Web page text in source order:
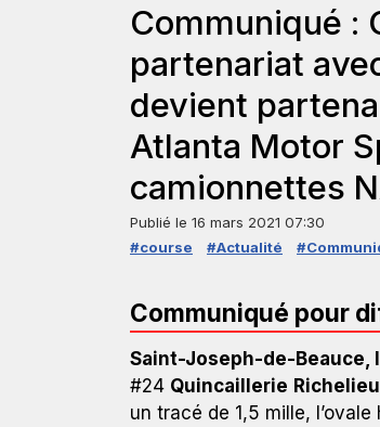
Communiqué :
partenariat
devient
Atlanta Motor
camionnettes
Publié le 16 mars 2021 07:30
#course
#Actualité
Communiqué pour
Saint-Joseph-de-Beauce,
#24 Quincaillerie Richelieu
un tracé de 1,5 mille,